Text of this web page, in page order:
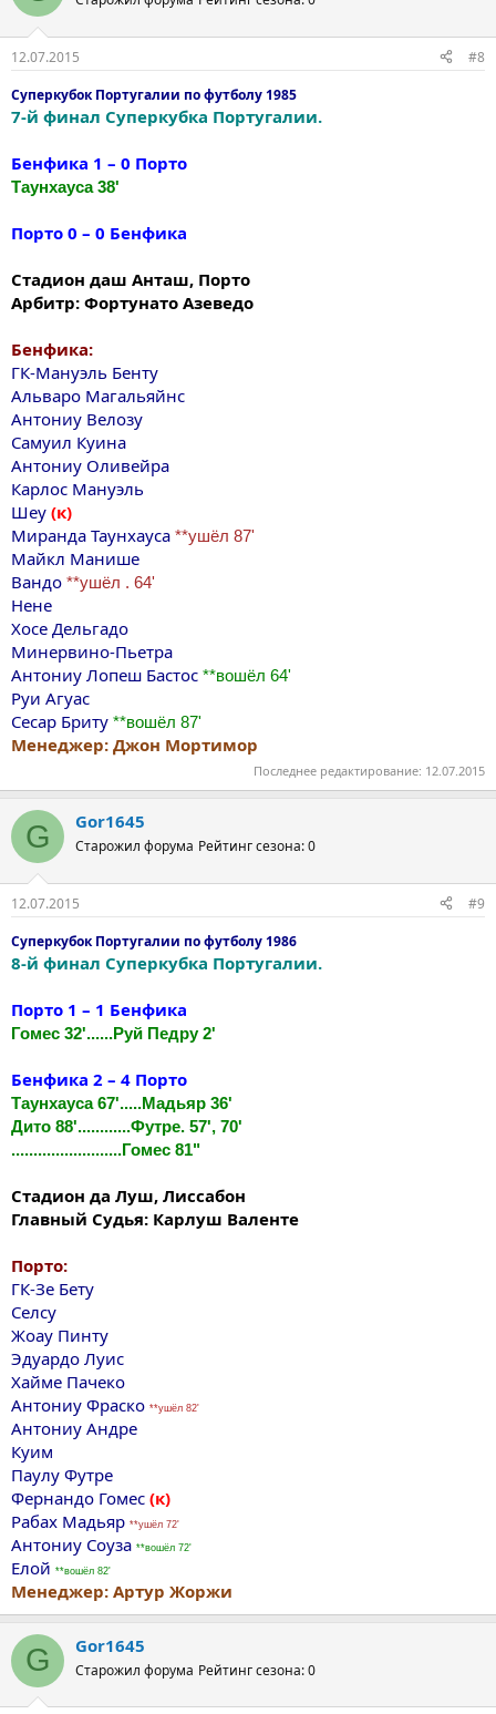
12.07.2015
#8
Суперкубок Португалии по футболу 1985
7-й финал Суперкубка Португалии.
Бенфика 1 – 0 Порто
Таунхауса 38'
Порто 0 – 0 Бенфика
Стадион даш Анташ, Порто
Арбитр: Фортунато Азеведо
Бенфика:
ГК-Мануэль Бенту
Альваро Магальяйнс
Антониу Велозу
Самуил Куина
Антониу Оливейра
Карлос Мануэль
Шеу (к)
Миранда Таунхауса **ушёл 87'
Майкл Maнише
Вандо **ушёл . 64'
Нене
Хосе Дельгадо
Минервино-Пьетра
Антониу Лопеш Бастос **вошёл 64'
Руи Агуас
Сесар Бриту **вошёл 87'
Менеджер: Джон Мортимор
Последнее редактирование: 12.07.2015
G Gor1645
Старожил форума Рейтинг сезона: 0
12.07.2015
#9
Суперкубок Португалии по футболу 1986
8-й финал Суперкубка Португалии.
Порто 1 – 1 Бенфика
Гомес 32'......Руй Педру 2'
Бенфика 2 – 4 Порто
Таунхауса 67'.....Maдьяр 36'
Дито 88'............Футре. 57', 70'
.........................Гомес 81"
Стадион да Луш, Лиссабон
Главный Судья: Карлуш Валенте
Порто:
ГК-Зе Бету
Селсу
Жоау Пинту
Эдуардо Луис
Хайме Пачеко
Антониу Фраско **ушёл 82'
Антониу Андре
Куим
Паулу Футре
Фернандо Гомес (к)
Рабах Maдьяр **ушёл 72'
Антониу Соуза **вошёл 72'
Eлой **вошёл 82'
Менеджер: Артур Жоржи
G Gor1645
Старожил форума Рейтинг сезона: 0